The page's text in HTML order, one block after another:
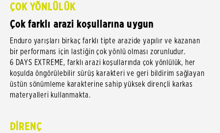
ÇOK YÖNLÜLÜK
Çok farklı arazi koşullarına uygun
Enduro yarışları birkaç farklı tipte arazide yapılır ve kazanan
bir performans için lastiğin çok yönlü olması zorunludur.
6 DAYS EXTREME, farklı arazi koşullarında çok yönlülük, her
koşulda öngörülebilir sürüş karakteri ve geri bildirim sağlayan
üstün sönümleme karakterine sahip yüksek dirençli karkas
materyalleri kullanmakta.
DİRENÇ